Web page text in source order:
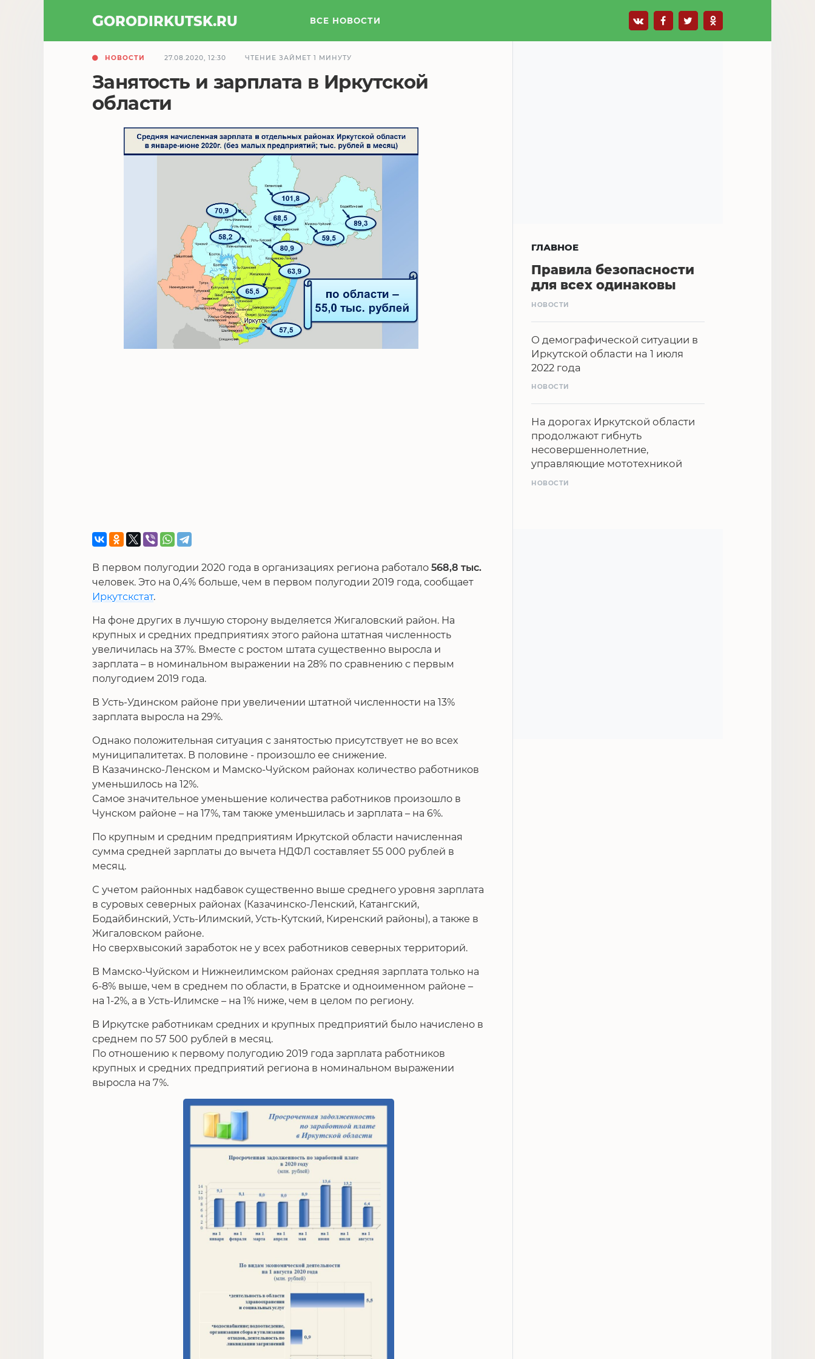
GORODIRKUTSK.RU ВСЕ НОВОСТИ
НОВОСТИ 27.08.2020, 12:30 ЧТЕНИЕ ЗАЙМЕТ 1 МИНУТУ
Занятость и зарплата в Иркутской
области
В первом полугодии 2020 года в организациях региона работало 568,8 тыс.
человек. Это на 0,4% больше, чем в первом полугодии 2019 года, сообщает
Иркутскстат.
На фоне других в лучшую сторону выделяется Жигаловский район. На
крупных и средних предприятиях этого района штатная численность
увеличилась на 37%. Вместе с ростом штата существенно выросла и
зарплата – в номинальном выражении на 28% по сравнению с первым
полугодием 2019 года.
В Усть-Удинском районе при увеличении штатной численности на 13%
зарплата выросла на 29%.
Однако положительная ситуация с занятостью присутствует не во всех
муниципалитетах. В половине - произошло ее снижение.
В Казачинско-Ленском и Мамско-Чуйском районах количество работников
уменьшилось на 12%.
Самое значительное уменьшение количества работников произошло в
Чунском районе – на 17%, там также уменьшилась и зарплата – на 6%.
По крупным и средним предприятиям Иркутской области начисленная
сумма средней зарплаты до вычета НДФЛ составляет 55 000 рублей в
месяц.
С учетом районных надбавок существенно выше среднего уровня зарплата
в суровых северных районах (Казачинско-Ленский, Катангский,
Бодайбинский, Усть-Илимский, Усть-Кутский, Киренский районы), а также в
Жигаловском районе.
Но сверхвысокий заработок не у всех работников северных территорий.
В Мамско-Чуйском и Нижнеилимском районах средняя зарплата только на
6-8% выше, чем в среднем по области, в Братске и одноименном районе –
на 1-2%, а в Усть-Илимске – на 1% ниже, чем в целом по региону.
В Иркутске работникам средних и крупных предприятий было начислено в
среднем по 57 500 рублей в месяц.
По отношению к первому полугодию 2019 года зарплата работников
крупных и средних предприятий региона в номинальном выражении
выросла на 7%.
ГЛАВНОЕ
Правила безопасности
для всех одинаковы
НОВОСТИ
О демографической ситуации в
Иркутской области на 1 июля
2022 года
НОВОСТИ
На дорогах Иркутской области
продолжают гибнуть
несовершеннолетние,
управляющие мототехникой
НОВОСТИ